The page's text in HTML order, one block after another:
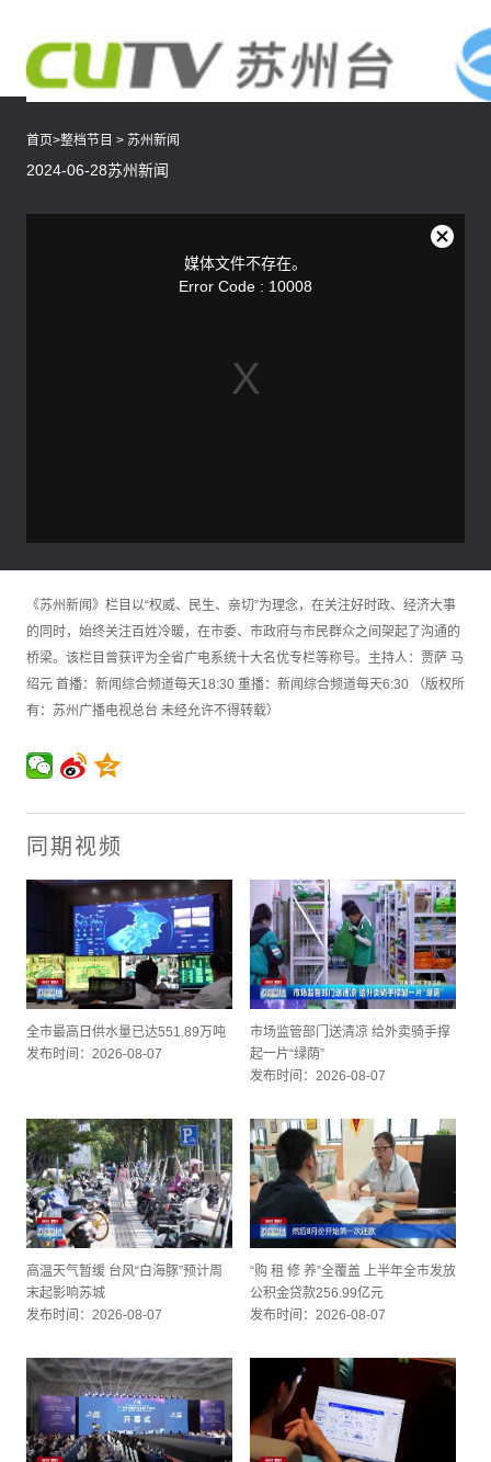
首页>整档节目 > 苏州新闻
2024-06-28苏州新闻
媒体文件不存在。
Error Code : 10008
关
《苏州新闻》栏目以“权威、民生、亲切”为理念，在关注好时政、经济大事
的同时，始终关注百姓冷暖，在市委、市政府与市民群众之间架起了沟通的
桥梁。该栏目曾获评为全省广电系统十大名优专栏等称号。主持人：贾萨 马
绍元 首播：新闻综合频道每天18:30 重播：新闻综合频道每天6:30 （版权所
有：苏州广播电视总台 未经允许不得转载）
同期视频
全市最高日供水量已达551.89万吨
发布时间：2026-08-07
市场监管部门送清凉 给外卖骑手撑
起一片“绿荫”
发布时间：2026-08-07
高温天气暂缓 台风“白海豚”预计周
末起影响苏城
发布时间：2026-08-07
“购 租 修 养”全覆盖 上半年全市发放
公积金贷款256.99亿元
发布时间：2026-08-07